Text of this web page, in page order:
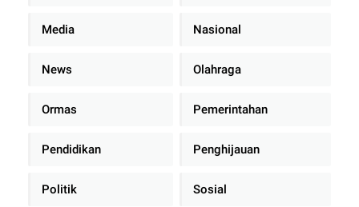
Media Nasional
News Olahraga
Ormas Pemerintahan
Pendidikan Penghijauan
Politik Sosial